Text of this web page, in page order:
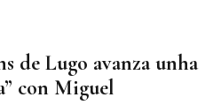
de Lugo avanza unha
con Miguel